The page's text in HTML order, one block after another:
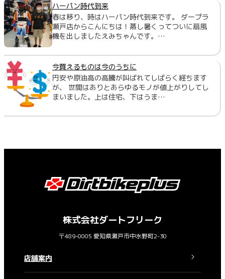
ハーパン時代到来
春は移り、時はハーパン時代到来です。 ダープラ
瀬戸店からこんにちは！蒸し暑くってついに扇風
機を出しましたえみちゃんです。…
今買えるものは今のうちに
円安や原油高の高騰が叫ばれてしばらく経ちます
が、 世間はありとあらゆるモノが値上がりしてし
まいました。上は住宅、下はうま…
株式会社ダートフリーク
〒489-0005 愛知県瀬戸市中水野町2-30
店舗案内